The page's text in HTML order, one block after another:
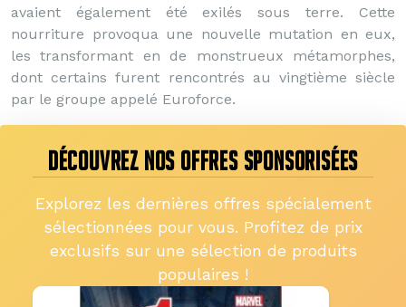
avaient également été exilés sous terre. Cette
nourriture provoqua une nouvelle mutation en eux,
les transformant en de monstrueux métamorphes,
dont certains furent rencontrés au vingtième siècle
par le groupe appelé Euroforce.
DÉCOUVREZ NOS OFFRES SPONSORISÉES
Explorez les dernières offres spécialement
sélectionnées pour vous. Profitez de prix
exclusifs sur une sélection de produits
populaires !